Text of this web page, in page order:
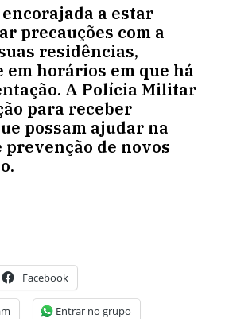
a estar
precauções com a
residências,
em horários em que há
A Polícia Militar
para receber
possam ajudar na
de novos
Facebook
Entrar no grupo